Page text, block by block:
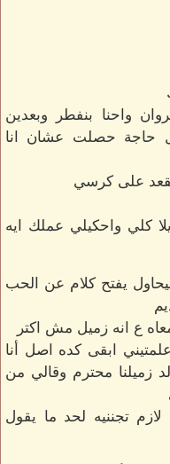
واحنا بنفطر وبعدين
حاجة حصلت عشان انا
على كرسي
كلي واحكيلي عملك ايه
يفتح كلام عن الحب
ع انه زميل مش اكتر
ابقى كده اصل أنا
زميلنا محترم وقالي من
تجننيه لحد ما يقول